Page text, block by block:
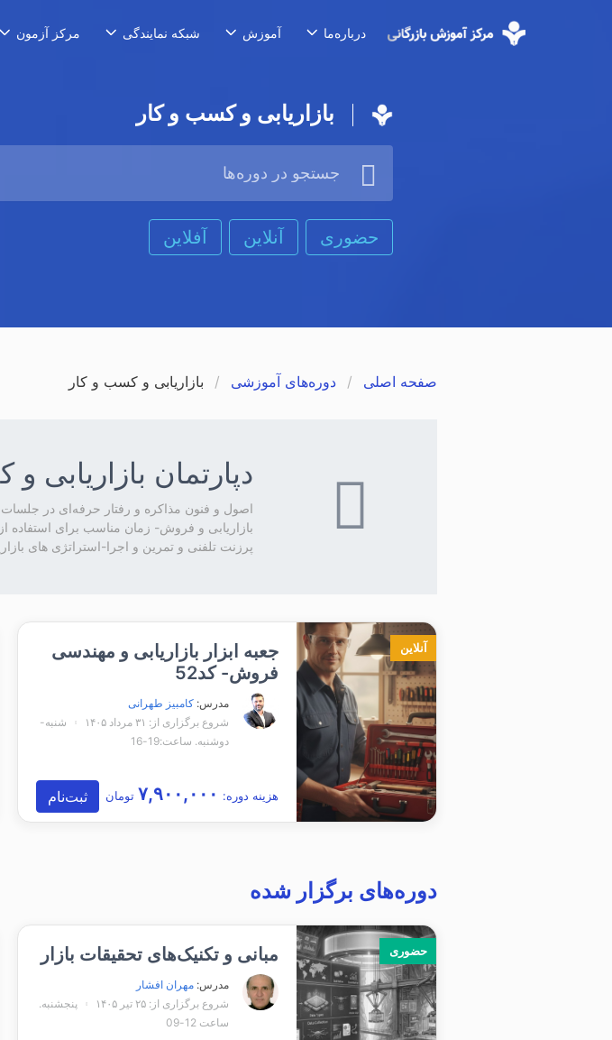
درباره‌ما آموزش شبکه نمایندگی مرکز آزمون
بازاریابی و کسب و کار
حضوری آنلاین آفلاین
صفحه اصلی دوره‌های آموزشی بازاریابی و کسب و کار
دپارتمان بازاریابی
بازاریابی و فروش- زمان مناسب برای استفاده
پرزنت تلفنی و تمرین و اجرا-استراتژی های
آنلاین
جعبه ابزار بازاریابی و مهندسی
فروش- کد52
مدرس: کامبیز طهرانی
شروع برگزاری از: ۳۱ مرداد ۱۴۰۵
شنبه-
دوشنبه. ساعت:19-16
هزینه دوره: تومان ثبت‌نام
دوره‌های برگزار شده
حضوری مبانی و تکنیک‌های تحقیقات بازار
مدرس: مهران افشار
شروع برگزاری از: ۲۵ تیر ۱۴۰۵
پنجشنبه.
ساعت 12-09